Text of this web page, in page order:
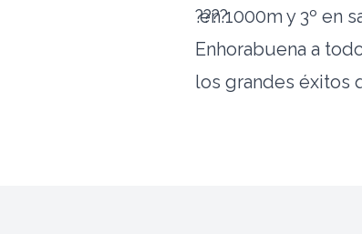
en 1000m y 3º en
Enhorabuena a
los grandes éxitos